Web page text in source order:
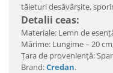
tăieturi desăvârşite,
Detalii ceas:
Materiale: Lemn de
Mărime: Lungime – 20
Ţara de provenienţă:
Brand:Credan.